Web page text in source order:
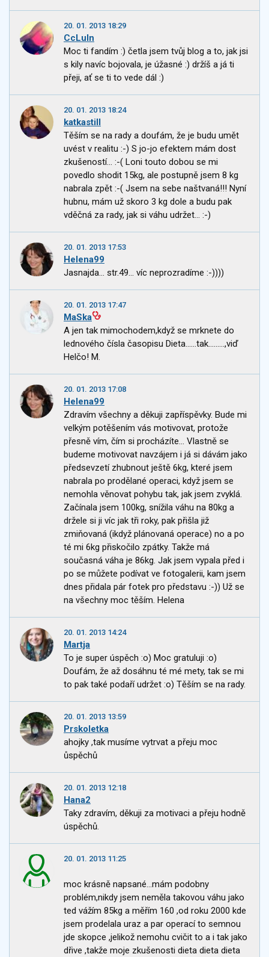
20. 01. 2013 18:29
CcLuln
Moc ti fandím :) četla jsem tvůj blog a to, jak jsi
s kily navíc bojovala, je úžasné :) držíš a já ti
přeji, ať se ti to vede dál :)
20. 01. 2013 18:24
katkastill
Těším se na rady a doufám, že je budu umět
uvést v realitu :-) S jo-jo efektem mám dost
zkušeností... :-( Loni touto dobou se mi
povedlo shodit 15kg, ale postupně jsem 8 kg
nabrala zpět :-( Jsem na sebe naštvaná!!! Nyní
hubnu, mám už skoro 3 kg dole a budu pak
vděčná za rady, jak si váhu udržet... :-)
20. 01. 2013 17:53
Helena99
Jasnajda... str.49... víc neprozradíme :-))))
20. 01. 2013 17:47
MaSka
A jen tak mimochodem,když se mrknete do
lednového čísla časopisu Dieta......tak.........,viď
Helčo! M.
20. 01. 2013 17:08
Helena99
Zdravím všechny a děkuji zapříspěvky. Bude mi
velkým potěšením vás motivovat, protože
přesně vím, čím si procházíte... Vlastně se
budeme motivovat navzájem i já si dávám jako
předsevzetí zhubnout ještě 6kg, které jsem
nabrala po prodělané operaci, když jsem se
nemohla věnovat pohybu tak, jak jsem zvyklá.
Začínala jsem 100kg, snížila váhu na 80kg a
držele si ji víc jak tři roky, pak přišla již
zmiňovaná (ikdyž plánovaná operace) no a po
té mi 6kg přiskočilo zpátky. Takže má
současná váha je 86kg. Jak jsem vypala před i
po se můžete podívat ve fotogalerii, kam jsem
dnes přidala pár fotek pro představu :-)) Už se
na všechny moc těším. Helena
20. 01. 2013 14:24
Martja
To je super úspěch :o) Moc gratuluji :o)
Doufám, že až dosáhnu té mé mety, tak se mi
to pak také podaří udržet :o) Těším se na rady.
20. 01. 2013 13:59
Prskoletka
ahojky ,tak musíme vytrvat a přeju moc
ůspěchů
20. 01. 2013 12:18
Hana2
Taky zdravím, děkuji za motivaci a přeju hodně
úspěchů.
20. 01. 2013 11:25
moc krásně napsané...mám podobny
problém,nikdy jsem neměla takovou váhu jako
ted vážím 85kg a měřím 160 ,od roku 2000 kde
jsem prodelala uraz a par operací to semnou
jde skopce ,jelikož nemohu cvičit to a i tak jako
dřive ,takže moje zkušenosti dieta dieta dieta